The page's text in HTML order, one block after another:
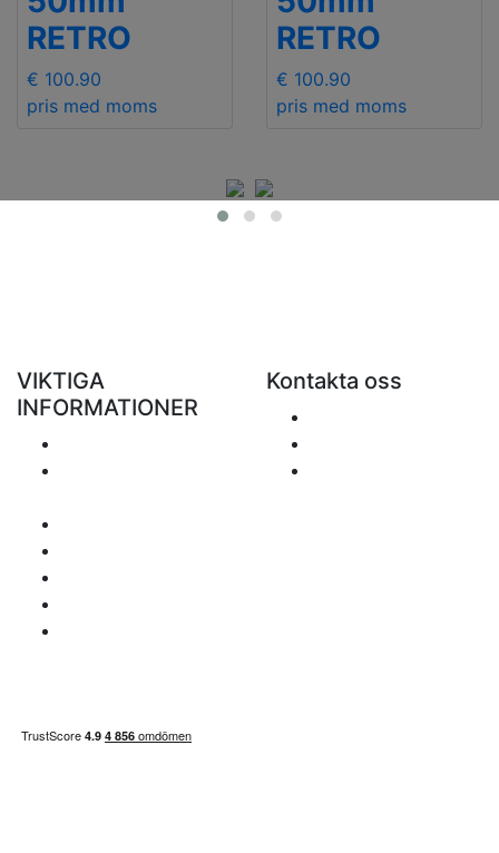
RETRO
€ 100.90
pris med moms
RETRO
€ 100.90
pris med moms
VIKTIGA
INFORMATIONER
Kontakta oss